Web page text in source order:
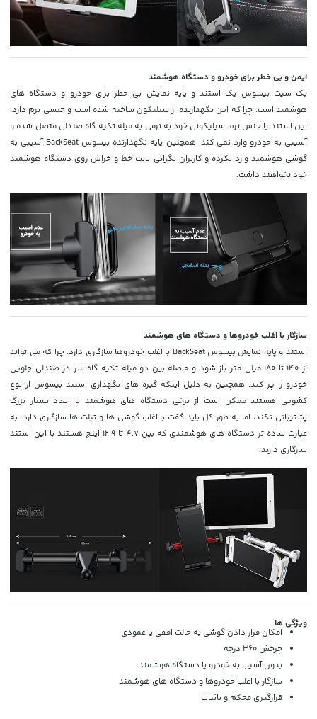
ایمن و بی خطر برای خودرو و دستگاه هوشمند
بک سیت بیسوس یک استند و پایه نمایش بی خظر برای خودرو و دستگاه های
هوشمند است. چرا که این نگهدارنده از سیلیکون ساخته شده است و جنسی نرم دارد.
این استند با جنس نرم سیلیکونی خود به نرمی به میله تکیه گاه صندلی متصل شده و
آسیبی به خودرو وارد نمی کند. همچنین پایه نگهدارنده بیسوس BackSeat آسیبی به
گوشی هوشمند وارد نکرده و کاربران نگرانی بابت خط و خراش روی دستگاه هوشمند
خود نخواهند داشت.
سازگار با اغلب خودروها و دستگاه های هوشمند
استند و پایه نمایش بیسوس BackSeat با اغلب خودروها سازگاری دارد. چرا که می تواند
از 140 تا 180 میلی متر باز شود و فاصله بین دو میله تکیه گاه سر در صندلی جلویی
خودرو را پر کند. همچنین به دلیل اینکه گیره های نگهداری استند بیسوس از نوع
کشویی هستند ممکن است از برخی دستگاه های هوشمند با ابعاد بسیار بزرگ
پشتیبانی نکند، اما به طور کل باید گفت با اغلب گوشی ها و تبلت ها سازگاری دارد. به
عبارت ساده تر دستگاه های هوشمندی که بین 4.7 تا 12.9 اینچ هستند با این استند
سازگاری دارند.
ویژگی ها
امکان قرار دادن گوشی به حالت افقی یا عمودی
چرخش 360 درجه
بدون آسیب به خودرو یا دستگاه هوشمند
سازگار با اغلب خودروها و دستگاه های هوشمند
قرارگیری محکم و باثبات